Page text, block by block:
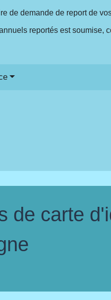
de demande de report de
reportés est soumise,
de carte